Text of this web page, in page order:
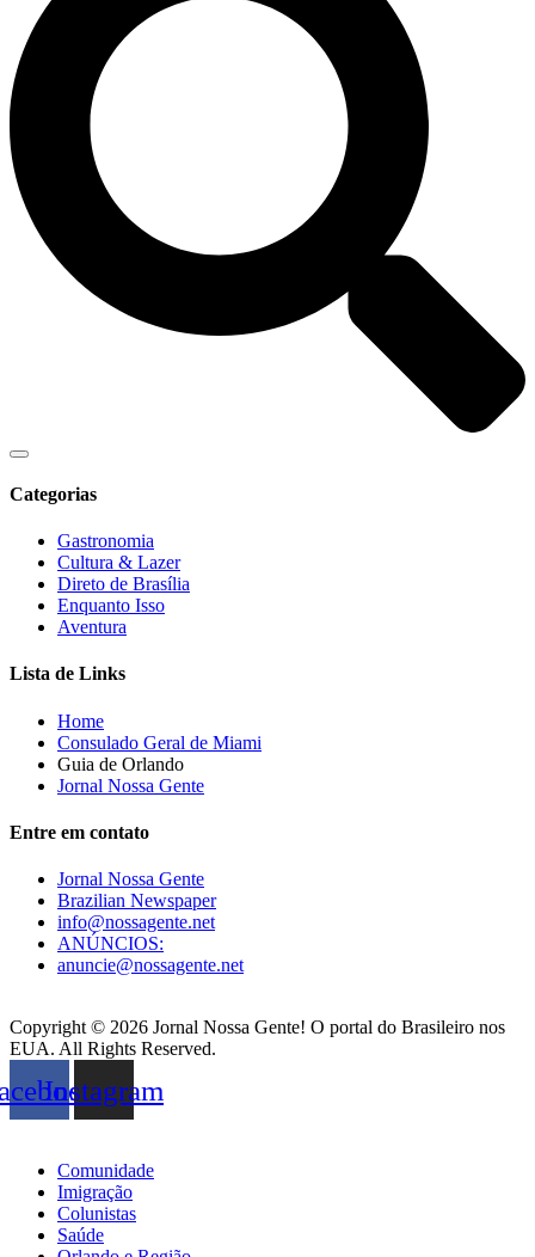
Categorias
Gastronomia
Cultura & Lazer
Direto de Brasília
Enquanto Isso
Aventura
Lista de Links
Home
Consulado Geral de Miami
Guia de Orlando
Jornal Nossa Gente
Entre em contato
Jornal Nossa Gente
Brazilian Newspaper
info@nossagente.net
ANÚNCIOS:
anuncie@nossagente.net
Copyright © 2026 Jornal Nossa Gente! O portal do Brasileiro nos
EUA. All Rights Reserved.
Instagram
Comunidade
Imigração
Colunistas
Saúde